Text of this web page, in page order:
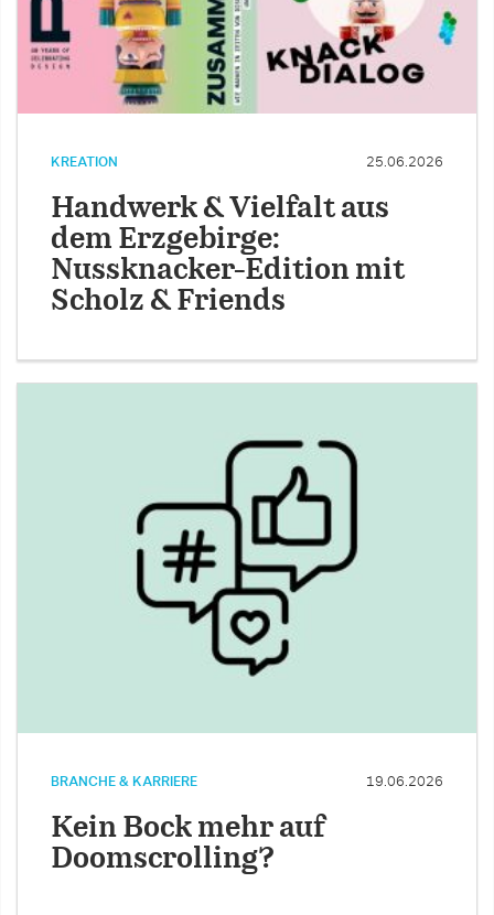
KREATION 25.06.2026
Handwerk & Vielfalt aus
dem Erzgebirge:
Nussknacker-Edition mit
Scholz & Friends
BRANCHE & KARRIERE 19.06.2026
Kein Bock mehr auf
Doomscrolling?